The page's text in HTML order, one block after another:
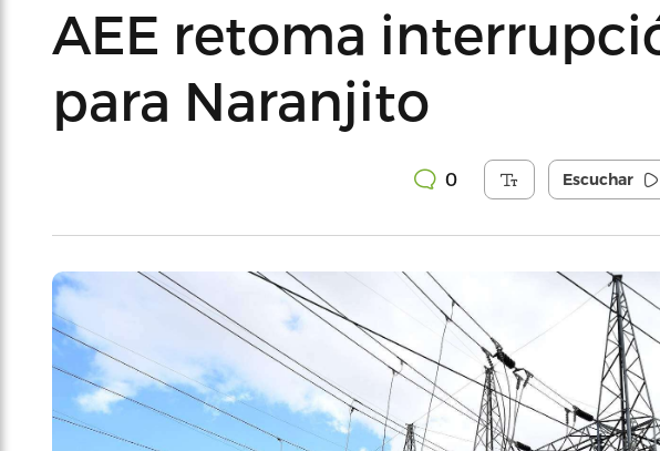
AEE retoma
para Naranjito
0 Escuchar